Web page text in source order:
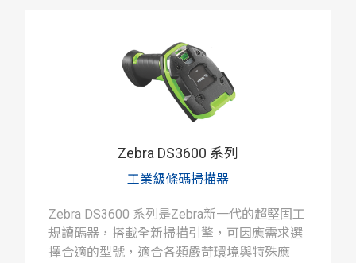
Zebra DS3600 系列
工業級條碼掃描器
Zebra DS3600 系列是Zebra新一代的超堅固工
規讀碼器，搭載全新掃描引擎，可因應需求選
擇合適的型號，適合各類嚴苛環境與特殊應